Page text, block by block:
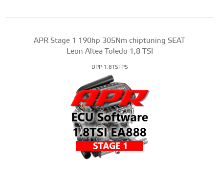
APR Stage 1 190hp 305Nm chiptuning SEAT
Leon Altea Toledo 1,8 TSI
DPP-1.8TSI-PS